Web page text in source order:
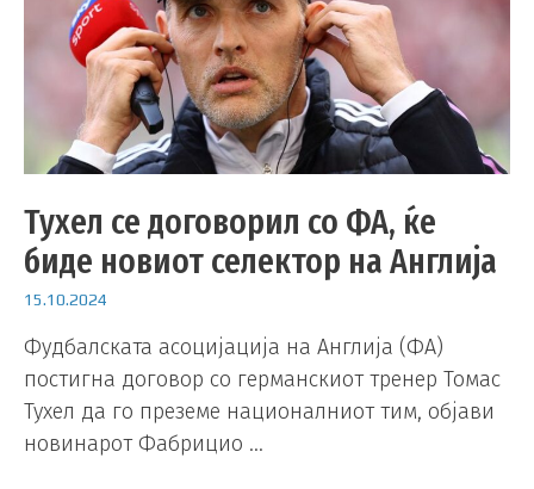
Тухел се договорил со ФА, ќе
биде новиот селектор на Англија
15.10.2024
Фудбалската асоцијација на Англија (ФА)
постигна договор со германскиот тренер Томас
Тухел да го преземе националниот тим, објави
новинарот Фабрицио …